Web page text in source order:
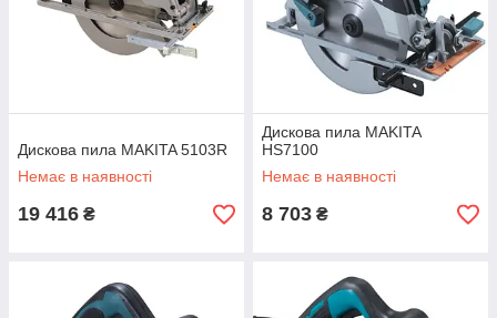
Дискова пила MAKITA 5103R
Немає в наявності
19 416 ₴
Дискова пила MAKITA
HS7100
Немає в наявності
8 703 ₴